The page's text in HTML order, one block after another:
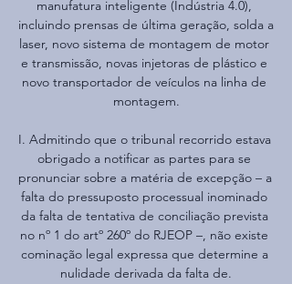
manufatura inteligente (Indústria 4.0),
incluindo prensas de última geração, solda a
laser, novo sistema de montagem de motor
e transmissão, novas injetoras de plástico e
novo transportador de veículos na linha de
montagem.
I. Admitindo que o tribunal recorrido estava
obrigado a notificar as partes para se
pronunciar sobre a matéria de excepção – a
falta do pressuposto processual inominado
da falta de tentativa de conciliação prevista
no nº 1 do artº 260º do RJEOP –, não existe
cominação legal expressa que determine a
nulidade derivada da falta de.